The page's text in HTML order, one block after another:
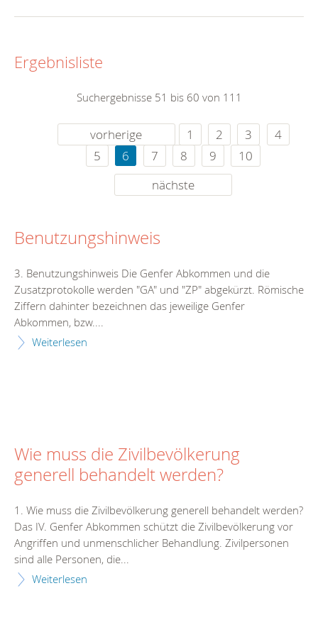
Ergebnisliste
Suchergebnisse 51 bis 60 von 111
vorherige 1 2 3
4
5
6 7 8 9
10
nächste
Benutzungshinweis
3. Benutzungshinweis Die Genfer Abkommen und die
Zusatzprotokolle werden "GA" und "ZP" abgekürzt. Römische
Ziffern dahinter bezeichnen das jeweilige Genfer
Abkommen, bzw....
Weiterlesen
Wie muss die Zivilbevölkerung
generell behandelt werden?
1. Wie muss die Zivilbevölkerung generell behandelt werden?
Das IV. Genfer Abkommen schützt die Zivilbevölkerung vor
Angriffen und unmenschlicher Behandlung. Zivilpersonen
sind alle Personen, die...
Weiterlesen